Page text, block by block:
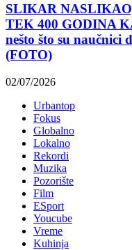
SLIKAR
TEK 400 GODINA
nešto što su naučnici
(FOTO)
02/07/2026
Urbantop
Fokus
Globalno
Lokalno
Rekordi
Muzika
Pozorište
Film
ESport
Youcube
Vreme
Kuhinja